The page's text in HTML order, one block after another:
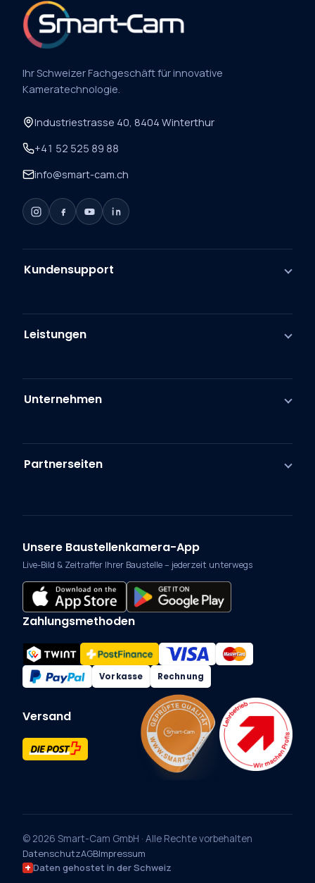
Ihr Schweizer Fachgeschäft für innovative
Kameratechnologie.
Industriestrasse 40, 8404 Winterthur
+41 52 525 89 88
info@smart-cam.ch
Kundensupport
Leistungen
Unternehmen
Partnerseiten
Unsere Baustellenkamera-App
Live-Bild & Zeitraffer Ihrer Baustelle – jederzeit unterwegs
Zahlungsmethoden
Vorkasse Rechnung
Versand
© 2026 Smart-Cam GmbH · Alle Rechte vorbehalten
DatenschutzAGBImpressum
Daten gehostet in der Schweiz